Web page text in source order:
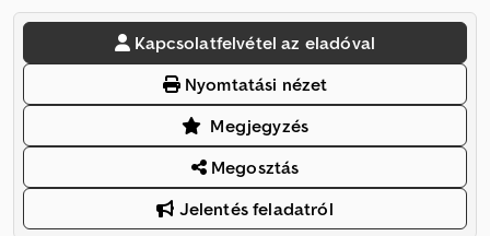
Kapcsolatfelvétel az eladóval
Nyomtatási nézet
Megjegyzés
Megosztás
Jelentés feladatról